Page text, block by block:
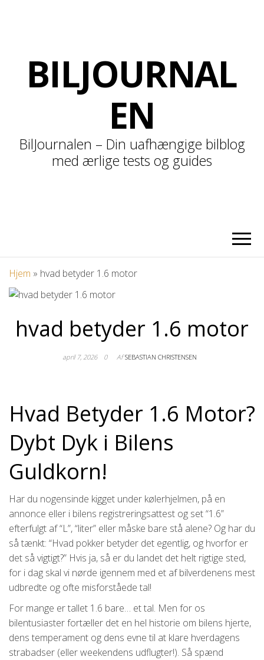
BILJOURNAL
EN
BilJournalen – Din uafhængige bilblog
med ærlige tests og guides
Hjem » hvad betyder 1.6 motor
hvad betyder 1.6 motor
april 7, 2026 0 Af SEBASTIAN CHRISTENSEN
Hvad Betyder 1.6 Motor?
Dybt Dyk i Bilens
Guldkorn!
Har du nogensinde kigget under kølerhjelmen, på en
annonce eller i bilens registreringsattest og set “1.6”
efterfulgt af “L”, “liter” eller måske bare stå alene? Og har du
så tænkt: “Hvad pokker betyder det egentlig, og hvorfor er
det så vigtigt?” Hvis ja, så er du landet det helt rigtige sted,
for i dag skal vi nørde igennem med et af bilverdenens mest
udbredte og ofte misforståede tal!
For mange er tallet 1.6 bare… et tal. Men for os
bilentusiaster fortæller det en hel historie om bilens hjerte,
dens temperament og dens evne til at klare hverdagens
strabadser (eller weekendens udflugter!). Så spænd